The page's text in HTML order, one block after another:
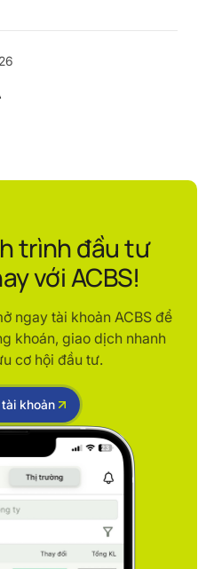
trình đầu tư
với ACBS!
ngay tài khoản ACBS để
khoán, giao dịch nhanh
cơ hội đầu tư.
khoản